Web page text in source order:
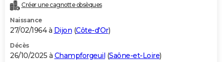
Créer une cagnotte obsèques
Naissance
27/02/1964 à Dijon (Côte-d'Or)
Décès
26/10/2025 à Champforgeuil (Saône-et-Loire)